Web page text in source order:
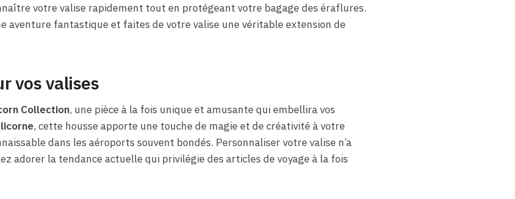
votre valise rapidement tout en protégeant votre bagage des éraflures.
aventure fantastique et faites de votre valise une véritable extension de
vos valises
Collection, une pièce à la fois unique et amusante qui embellira vos
licorne, cette housse apporte une touche de magie et de créativité à votre
dans les aéroports souvent bondés. Personnaliser votre valise n’a
adorer la tendance actuelle qui privilégie des articles de voyage à la fois